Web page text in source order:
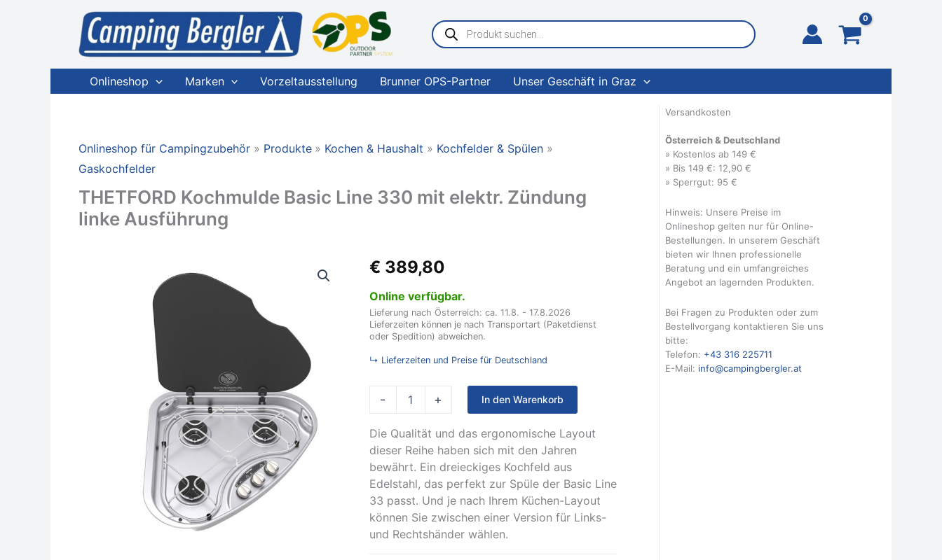
Products
search
Onlineshop Marken Vorzeltausstellung Brunner OPS-Partner Unser Geschäft in Graz
Onlineshop für Campingzubehör Produkte Kochen & Haushalt
Kochfelder & Spülen
Gaskochfelder
THETFORD Kochmulde Basic Line 330 mit elektr. Zündung
linke Ausführung
€ 389,80
Online verfügbar.
Lieferung nach Österreich: ca. 11.8. - 17.8.2026
Lieferzeiten können je nach Transportart (Paketdienst
oder Spedition) abweichen.
↳ Lieferzeiten und Preise für Deutschland
-
THETFORD
Kochmulde
Line
330
mit
elektr.
Zündung
Menge
+ In den Warenkorb
Die Qualität und das ergonomische Layout
dieser Reihe haben sich mit den Jahren
bewährt. Ein dreieckiges Kochfeld aus
Edelstahl, das perfekt zur Spüle der Basic Line
33 passt. Und je nach Ihrem Küchen-Layout
können Sie zwischen einer Version für Links-
und Rechtshänder wählen.
Versandkosten
Österreich & Deutschland
» Kostenlos ab 149 €
» Bis 149 €: 12,90 €
» Sperrgut: 95 €
Hinweis: Unsere Preise im
Onlineshop gelten nur für Online-
Bestellungen. In unserem Geschäft
bieten wir Ihnen professionelle
Beratung und ein umfangreiches
Angebot an lagernden Produkten.
Bei Fragen zu Produkten oder zum
Bestellvorgang kontaktieren Sie uns
bitte:
Telefon: +43 316 225711
E-Mail: info@campingbergler.at